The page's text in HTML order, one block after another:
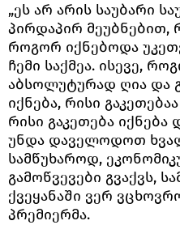
„ეს არ არის საუბარი
პირდაპირ მეუბნებით,
როგორ იქნებოდა
ჩემი საქმეა. ისევე,
აბსოლუტურად ღია და
იქნება, რისი
რისი გაკეთება
უნდა დაველოდოთ
სამწუხაროდ,
გამოწვევები გვაქვს,
ქვეყანაში ვერ
პრემიერმა.